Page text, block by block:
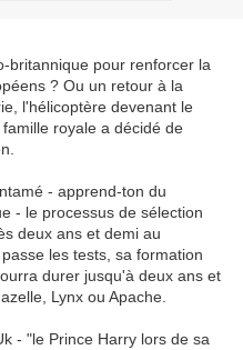
britannique pour renforcer la
? Ou un retour à la
l'hélicoptère devenant le
royale a décidé de
- apprend-ton du
- le processus de sélection
deux ans et demi au
les tests, sa formation
durer jusqu'à deux ans et
Lynx ou Apache.
- "le Prince Harry lors de sa